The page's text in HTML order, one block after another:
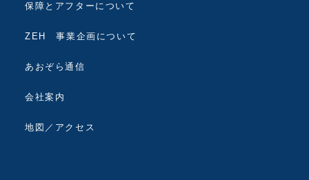
保障とアフターについて
ZEH 事業企画について
あおぞら通信
会社案内
地図／アクセス